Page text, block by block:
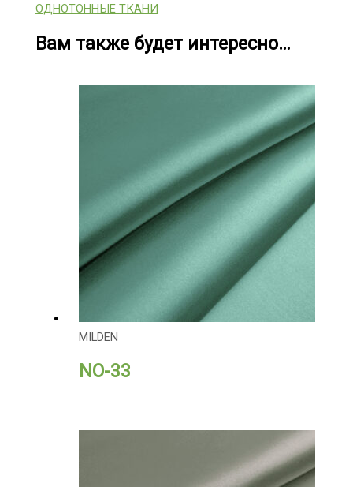
ОДНОТОННЫЕ ТКАНИ
Вам также будет интересно…
MILDEN
NO-33